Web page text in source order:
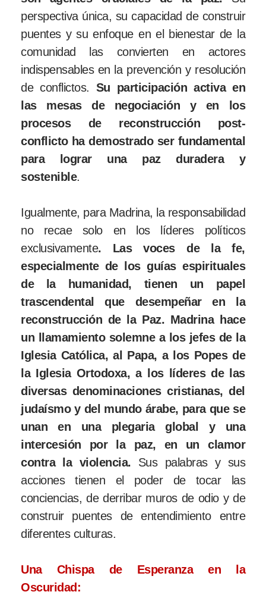
perspectiva única, su capacidad de construir
puentes y su enfoque en el bienestar de la
comunidad las convierten en actores
indispensables en la prevención y resolución
de conflictos. Su participación activa en
las mesas de negociación y en los
procesos de reconstrucción post-
conflicto ha demostrado ser fundamental
para lograr una paz duradera y
sostenible.
Igualmente, para Madrina, la responsabilidad
no recae solo en los líderes políticos
exclusivamente. Las voces de la fe,
especialmente de los guías espirituales
de la humanidad, tienen un papel
trascendental que desempeñar en la
reconstrucción de la Paz. Madrina hace
un llamamiento solemne a los jefes de la
Iglesia Católica, al Papa, a los Popes de
la Iglesia Ortodoxa, a los líderes de las
diversas denominaciones cristianas, del
judaísmo y del mundo árabe, para que se
unan en una plegaria global y una
intercesión por la paz, en un clamor
contra la violencia. Sus palabras y sus
acciones tienen el poder de tocar las
conciencias, de derribar muros de odio y de
construir puentes de entendimiento entre
diferentes culturas.
Una Chispa de Esperanza en la
Oscuridad: